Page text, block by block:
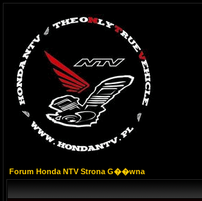
Forum Honda NTV Strona G��wna